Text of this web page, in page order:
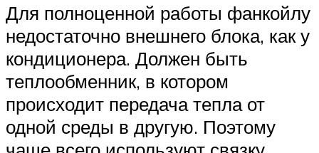
Для полноценной работы фанкойлу
недостаточно внешнего блока, как у
кондиционера. Должен быть
теплообменник, в котором
происходит передача тепла от
одной среды в другую. Поэтому